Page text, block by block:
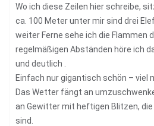
Wo ich diese Zeilen hier schreibe,
ca. 100 Meter unter mir sind drei
weiter Ferne sehe ich die Flammen
regelmäßigen Abständen höre ich
und deutlich .
Einfach nur gigantisch schön – viel
Das Wetter fängt an
an Gewitter mit heftigen Blitzen,
sind.